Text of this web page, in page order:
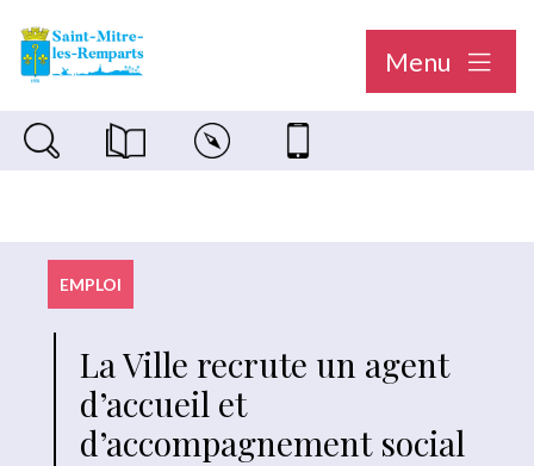
Menu
Recherche sur le siteMagazine municipal "Le Saint-Mitréen"
Carte interactiveNous contacter
EMPLOI
La Ville recrute un agent
d’accueil et
d’accompagnement social